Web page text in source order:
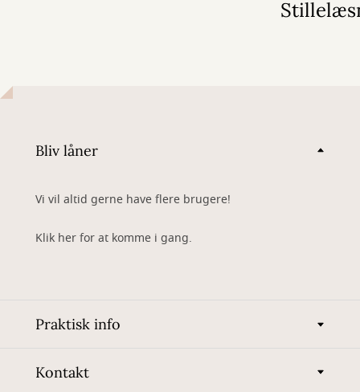
Bliv låner
Vi vil altid gerne have flere brugere!
Klik her for at komme i gang.
Praktisk info
Kontakt